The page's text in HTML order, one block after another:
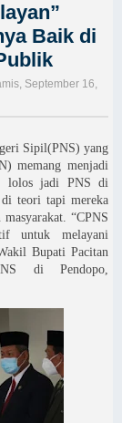
Baik di
September 16,
Sipil(PNS) yang
memang menjadi
lolos jadi PNS di
di teori tapi mereka
“CPNS
untuk melayani
Bupati Pacitan
di Pendopo,